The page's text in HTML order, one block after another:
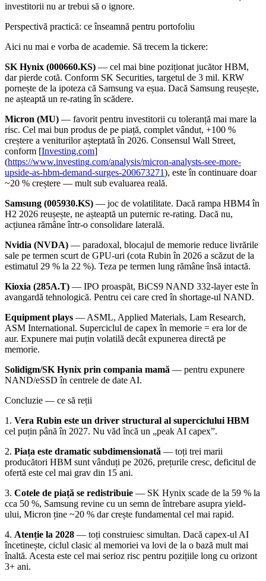
investitorii nu ar trebui să o ignore.
Perspectivă practică: ce înseamnă pentru portofoliu
Aici nu mai e vorba de academie. Să trecem la tickere:
SK Hynix (000660.KS) — cel mai bine poziționat jucător HBM,
dar pierde cotă. Conform SK Securities, targetul de 3 mil. KRW
pornește de la ipoteza că Samsung va eșua. Dacă Samsung reușește,
ne așteaptă un re-rating în scădere.
Micron (MU) — favorit pentru investitorii cu toleranță mai mare la
risc. Cel mai bun produs de pe piață, complet vândut, +100 %
creștere a veniturilor așteptată în 2026. Consensul Wall Street,
conform [Investing.com]
(https://www.investing.com/analysis/micron-analysts-see-more-
upside-as-hbm-demand-surges-200673271), este în continuare doar
~20 % creștere — mult sub evaluarea reală.
Samsung (005930.KS) — joc de volatilitate. Dacă rampa HBM4 în
H2 2026 reușește, ne așteaptă un puternic re-rating. Dacă nu,
acțiunea rămâne într-o consolidare laterală.
Nvidia (NVDA) — paradoxal, blocajul de memorie reduce livrările
sale pe termen scurt de GPU-uri (cota Rubin în 2026 a scăzut de la
estimatul 29 % la 22 %). Teza pe termen lung rămâne însă intactă.
Kioxia (285A.T) — IPO proaspăt, BiCS9 NAND 332-layer este în
avangardă tehnologică. Pentru cei care cred în shortage-ul NAND.
Equipment plays — ASML, Applied Materials, Lam Research,
ASM International. Superciclul de capex în memorie = era lor de
aur. Expunere mai puțin volatilă decât expunerea directă pe
memorie.
Solidigm/SK Hynix prin compania mamă — pentru expunere
NAND/eSSD în centrele de date AI.
Concluzie — ce să reții
1. Vera Rubin este un driver structural al superciclului HBM
cel puțin până în 2027. Nu văd încă un „peak AI capex”.
2. Piața este dramatic subdimensionată — toți trei marii
producători HBM sunt vânduți pe 2026, prețurile cresc, deficitul de
ofertă este cel mai grav din 15 ani.
3. Cotele de piață se redistribuie — SK Hynix scade de la 59 % la
cca 50 %, Samsung revine cu un semn de întrebare asupra yield-
ului, Micron ține ~20 % dar crește fundamental cel mai rapid.
4. Atenție la 2028 — toți construiesc simultan. Dacă capex-ul AI
încetinește, ciclul clasic al memoriei va lovi de la o bază mult mai
înaltă. Acesta este cel mai serioz risc pentru pozițiile long cu orizont
3+ ani.